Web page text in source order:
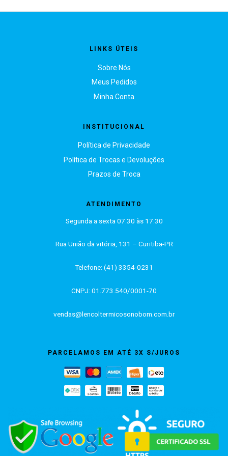
LINKS ÚTEIS
Sobre Nós
Meus Pedidos
Minha Conta
INSTITUCIONAL
Política de Privacidade
Política de Trocas e Devoluções
Prazos de Troca
ATENDIMENTO
Segunda a sexta 07:30 às 17:30
Rua União da vitória, 131 – Curitiba-PR
Telefone: (41) 3354-0231
CNPJ: 01.773.540/0001-70
vendas@lencoltermicosonobom.com.br
PARCELAMOS EM ATÉ 3X S/JUROS